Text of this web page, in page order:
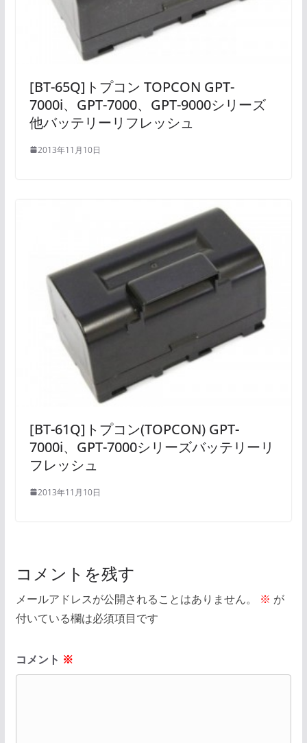
[BT-65Q]トプコン TOPCON GPT-
7000i、GPT-7000、GPT-9000シリーズ
他バッテリーリフレッシュ
2013年11月10日
[BT-61Q]トプコン(TOPCON) GPT-
7000i、GPT-7000シリーズバッテリーリ
フレッシュ
2013年11月10日
コメントを残す
メールアドレスが公開されることはありません。 ※ が
付いている欄は必須項目です
コメント ※